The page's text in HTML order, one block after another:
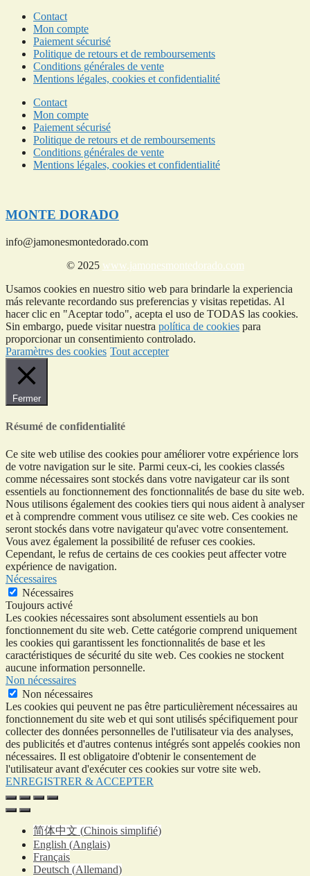
Contact
Mon compte
Paiement sécurisé
Politique de retours et de remboursements
Conditions générales de vente
Mentions légales, cookies et confidentialité
Contact
Mon compte
Paiement sécurisé
Politique de retours et de remboursements
Conditions générales de vente
Mentions légales, cookies et confidentialité
MONTE DORADO
info@jamonesmontedorado.com
© 2025 www.jamonesmontedorado.com
Usamos cookies en nuestro sitio web para brindarle la experiencia
más relevante recordando sus preferencias y visitas repetidas. Al
hacer clic en "Aceptar todo", acepta el uso de TODAS las cookies.
Sin embargo, puede visitar nuestra política de cookies para
proporcionar un consentimiento controlado.
Paramètres des cookies Tout accepter
Fermer
Résumé de confidentialité
Ce site web utilise des cookies pour améliorer votre expérience lors
de votre navigation sur le site. Parmi ceux-ci, les cookies classés
comme nécessaires sont stockés dans votre navigateur car ils sont
essentiels au fonctionnement des fonctionnalités de base du site web.
Nous utilisons également des cookies tiers qui nous aident à analyser
et à comprendre comment vous utilisez ce site web. Ces cookies ne
seront stockés dans votre navigateur qu'avec votre consentement.
Vous avez également la possibilité de refuser ces cookies.
Cependant, le refus de certains de ces cookies peut affecter votre
expérience de navigation.
Nécessaires
Nécessaires
Toujours activé
Les cookies nécessaires sont absolument essentiels au bon
fonctionnement du site web. Cette catégorie comprend uniquement
les cookies qui garantissent les fonctionnalités de base et les
caractéristiques de sécurité du site web. Ces cookies ne stockent
aucune information personnelle.
Non nécessaires
Non nécessaires
Les cookies qui peuvent ne pas être particulièrement nécessaires au
fonctionnement du site web et qui sont utilisés spécifiquement pour
collecter des données personnelles de l'utilisateur via des analyses,
des publicités et d'autres contenus intégrés sont appelés cookies non
nécessaires. Il est obligatoire d'obtenir le consentement de
l'utilisateur avant d'exécuter ces cookies sur votre site web.
ENREGISTRER & ACCEPTER
简体中文 (Chinois simplifié)
English (Anglais)
Français
Deutsch (Allemand)